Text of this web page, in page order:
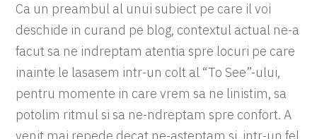
Ca un preambul al unui subiect pe care il voi
deschide in curand pe blog, contextul actual ne-a
facut sa ne indreptam atentia spre locuri pe care
inainte le lasasem intr-un colt al “To See”-ului,
pentru momente in care vrem sa ne linistim, sa
potolim ritmul si sa ne-ndreptam spre confort. A